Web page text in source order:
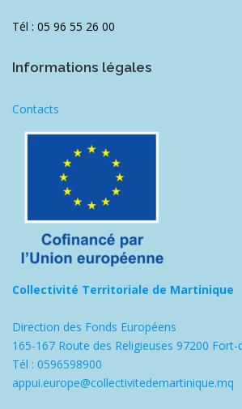
Tél : 05 96 55 26 00
Informations légales
Contacts
Collectivité Territoriale de Martinique
Direction des Fonds Européens
165-167 Route des Religieuses 97200 Fort-
Tél : 0596598900
appui.europe@collectivitedemartinique.mq